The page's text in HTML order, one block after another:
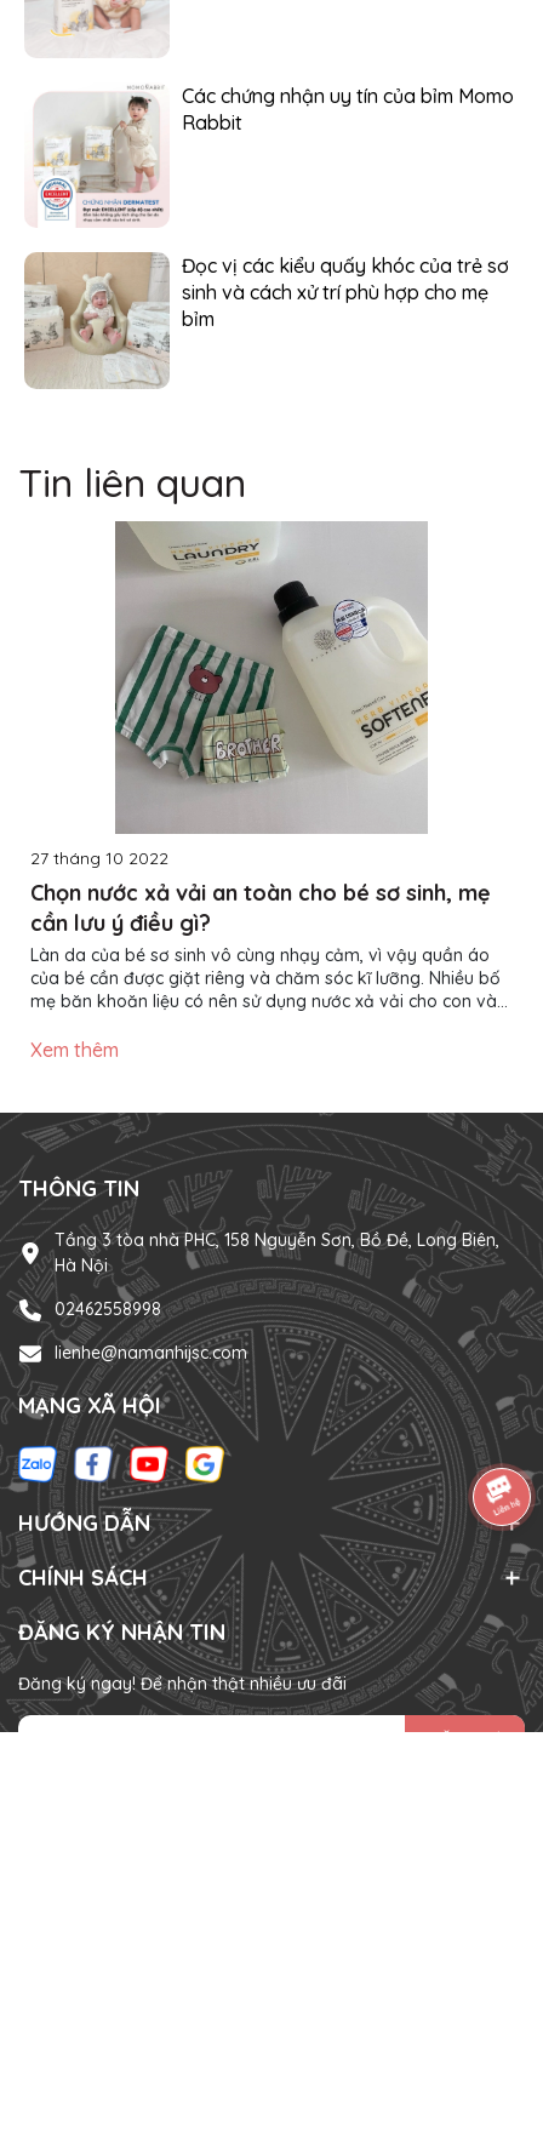
Các chứng nhận uy tín của bỉm Momo
Rabbit
Đọc vị các kiểu quấy khóc của trẻ sơ
sinh và cách xử trí phù hợp cho mẹ
bỉm
Tin liên quan
27 tháng 10 2022
Chọn nước xả vải an toàn cho bé sơ sinh, mẹ
cần lưu ý điều gì?
Làn da của bé sơ sinh vô cùng nhạy cảm, vì vậy quần áo
của bé cần được giặt riêng và chăm sóc kĩ lưỡng. Nhiều bố
mẹ băn khoăn liệu có nên sử dụng nước xả vải cho con và
bé. Cùng tìm hiểu trong bài viết dưới đây nhé! Vì sao mẹ
đầu đều có chất liệu mềm...
Xem thêm
THÔNG TIN
Tầng 3 tòa nhà PHC, 158 Nguyễn Sơn, Bồ Đề, Long Biên,
Hà Nội
02462558998
lienhe@namanhijsc.com
MẠNG XÃ HỘI
HƯỚNG DẪN
CHÍNH SÁCH
ĐĂNG KÝ NHẬN TIN
Đăng ký ngay! Để nhận thật nhiều ưu đãi
ĐĂNG KÝ